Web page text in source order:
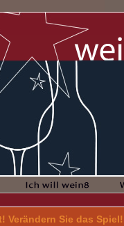
Verändern Sie das Spiel!